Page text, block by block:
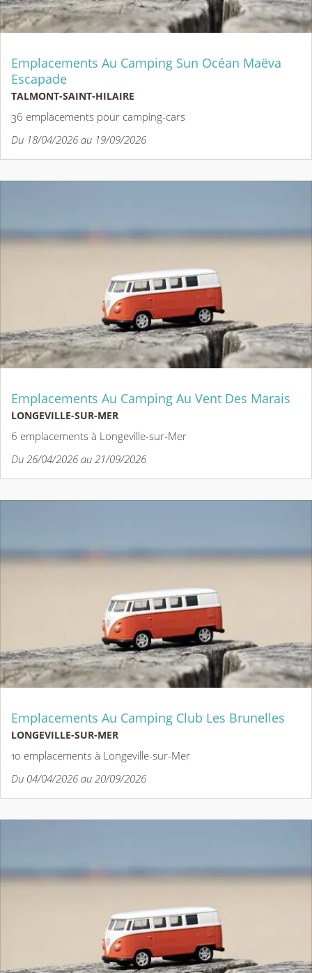
Emplacements Au Camping Sun Océan Maëva
Escapade
TALMONT-SAINT-HILAIRE
36 emplacements pour camping-cars
Du 18/04/2026 au 19/09/2026
Emplacements Au Camping Au Vent Des Marais
LONGEVILLE-SUR-MER
6 emplacements à Longeville-sur-Mer
Du 26/04/2026 au 21/09/2026
Emplacements Au Camping Club Les Brunelles
LONGEVILLE-SUR-MER
10 emplacements à Longeville-sur-Mer
Du 04/04/2026 au 20/09/2026